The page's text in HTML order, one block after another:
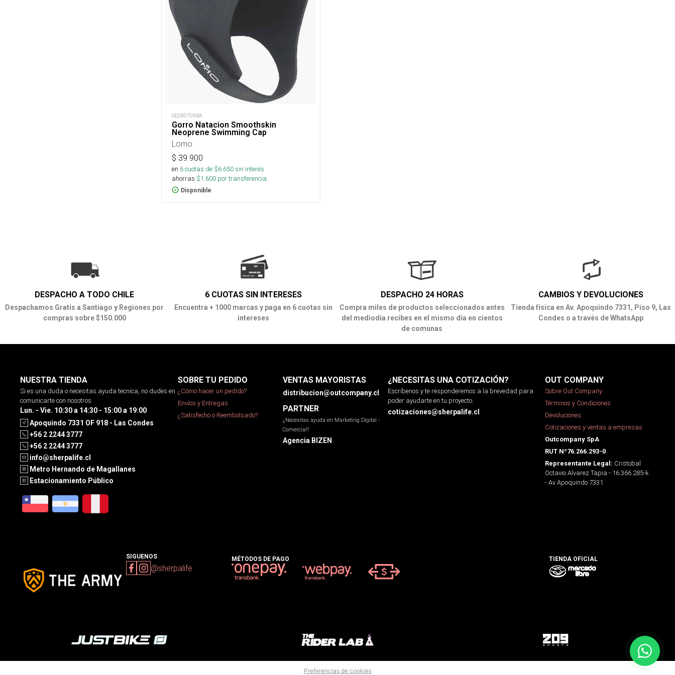
OD280709BA
Gorro Natacion Smoothskin
Neoprene Swimming Cap
Lomo
$ 39.900
en 6cuotas de $6.650sin interés
ahorras $1.600 por transferencia.
Disponible
DESPACHO A TODO CHILE
Despachamos Gratis a Santiago y Regiones por
compras sobre $150.000
6 CUOTAS SIN INTERESES
Encuentra + 1000 marcas y paga en 6 cuotas sin
intereses
DESPACHO 24 HORAS
Compra miles de productos seleccionados antes
del mediodía recibes en el mismo día en cientos
de comunas
CAMBIOS Y DEVOLUCIONES
Tienda física en Av. Apoquindo 7331, Piso 9, Las
Condes o a través de WhatsApp
NUESTRA TIENDA
Si es una duda o necesitas ayuda tecnica, no dudes en
comunicarte con nosotros
Lun. - Vie. 10:30 a 14:30 - 15:00 a 19:00
Apoquindo 7331 OF 918 - Las Condes
+56 2 2244 3777
+56 2 2244 3777
info@sherpalife.cl
Metro Hernando de Magallanes
Estacionamiento Público
SOBRE TU PEDIDO
¿Cómo hacer un pedido?
Envíos y Entregas
¿Satisfecho o Reembolsado?
VENTAS MAYORISTAS
distribucion@outcompany.cl
PARTNER
¿Necesitas ayuda en Marketing Digital -
Comercial?
Agencia BIZEN
¿NECESITAS UNA COTIZACIÓN?
Escríbenos y te responderemos a la brevedad para
poder ayudarte en tu proyecto.
cotizaciones@sherpalife.cl
OUT COMPANY
Sobre Out Company
Términos y Condiciones
Devoluciones
Cotizaciones y ventas a empresas
Outcompany SpA
RUT Nº76.266.293-0
Representante Legal: Cristobal
Octavio Alvarez Tapia - 16.366.285-k
- Av Apoquindo 7331
SIGUENOS
@sherpalife
MÉTODOS DE PAGO TIENDA OFICIAL
Preferencias de cookies